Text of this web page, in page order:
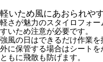
軽いため風にあおられや
軽さが魅力のスタイロフォ
すいため注意が必要です。
強風の日はできるだけ作業
外に保管する場合はシート
ともに飛散も防げます。